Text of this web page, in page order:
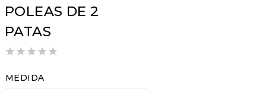
POLEAS DE 2
PATAS
out
MEDIDA